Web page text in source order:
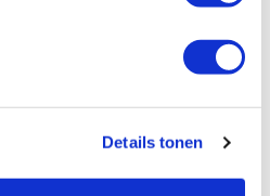
Details tonen
Japanse slijpsteen 205 x 75
VAT